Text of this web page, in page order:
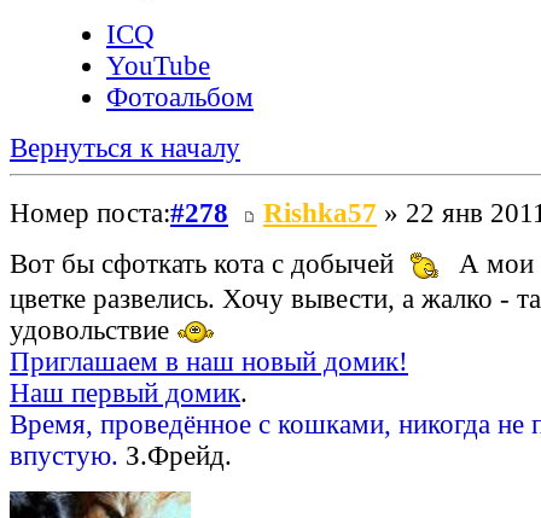
ICQ
YouTube
Фотоальбом
Вернуться к началу
Номер поста:#278 Rishka57 » 22 янв
Вот бы сфоткать кота с добычей
А мои
цветке развелись. Хочу вывести, а жалко -
удовольствие
Приглашаем в наш новый домик!
Наш первый домик.
Время, проведённое с кошками, никогда не
впустую. З.Фрейд.